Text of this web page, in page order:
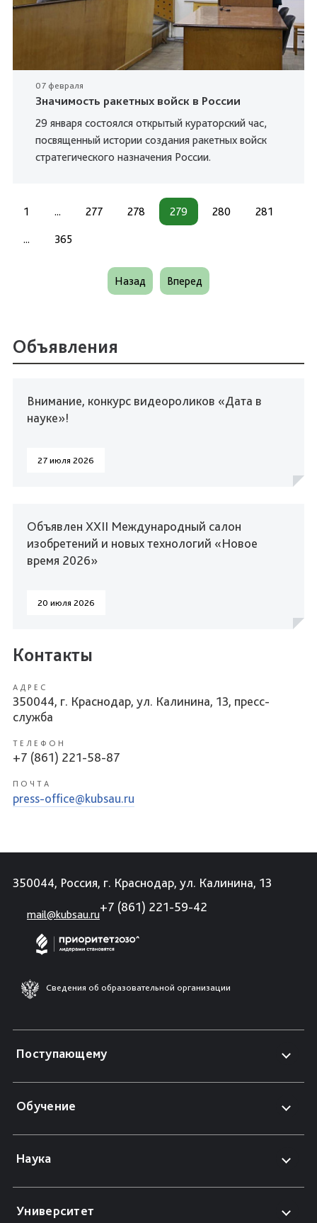
07 февраля
Значимость ракетных войск в России
29 января состоялся открытый кураторский час,
посвященный истории создания ракетных войск
стратегического назначения России.
1 ... 277 278 279 280 281
... 365
Назад Вперед
Объявления
Внимание, конкурс видеороликов «Дата в
науке»!
27 июля 2026
Объявлен XXII Международный салон
изобретений и новых технологий «Новое
время 2026»
20 июля 2026
Контакты
АДРЕС
350044, г. Краснодар, ул. Калинина, 13, пресс-
служба
ТЕЛЕФОН
+7 (861) 221-58-87
ПОЧТА
press-office@kubsau.ru
350044, Россия, г. Краснодар, ул. Калинина, 13
mail@kubsau.ru
+7 (861) 221-59-42
Сведения об образовательной организации
Поступающему
Обучение
Наука
Университет